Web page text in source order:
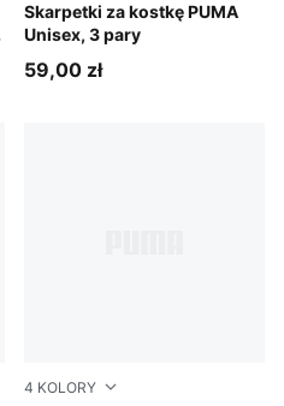
Skarpetki za kostkę PUMA
Unisex, 3 pary
black
59,00 zł
4 KOLORY